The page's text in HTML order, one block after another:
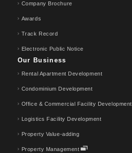
Company Brochure
Awards
Track Record
Electronic Public Notice
Our Business
Rental Apartment Development
Condominium Development
Office & Commercial Facility Development
Logistics Facility Development
Property Value-adding
Property Management